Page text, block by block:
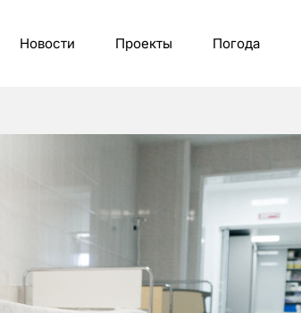
Новости Проекты Погода